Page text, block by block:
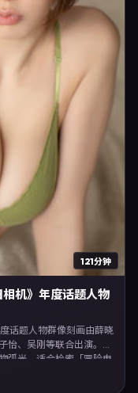
121分钟
机》年度话题人物
话题人物群像刻画由薛晓
怡、吴刚等联合出演。剧
弧光，适合检索「冒险电
9月25日完成英国摄制